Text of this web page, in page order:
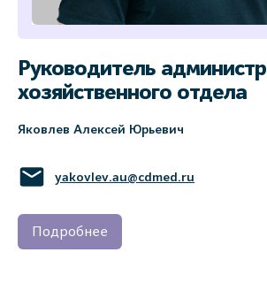
Руководитель
хозяйственного отдела
Яковлев Алексей Юрьевич
yakovlev.au@cdmed.ru
Подробнее